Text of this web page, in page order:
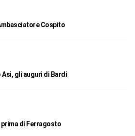
Cospito
gli auguri di Bardi
di Ferragosto